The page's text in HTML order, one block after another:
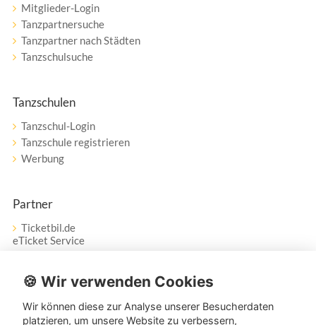
Mitglieder-Login
Tanzpartnersuche
Tanzpartner nach Städten
Tanzschulsuche
Tanzschulen
Tanzschul-Login
Tanzschule registrieren
Werbung
Partner
Ticketbil.de
eTicket Service
Vertrag widerrufen
Service
🍪 Wir verwenden Cookies
Wir können diese zur Analyse unserer Besucherdaten
platzieren, um unsere Website zu verbessern,